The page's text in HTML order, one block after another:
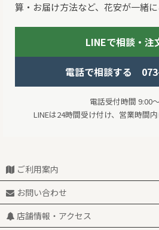
算・お届け方法など、花安が一緒に
LINEで相談・注
電話で相談する
電話受付時間 9:00
LINEは24時間受け付け、営業時間内
ご利用案内
お問い合わせ
店舗情報・アクセス